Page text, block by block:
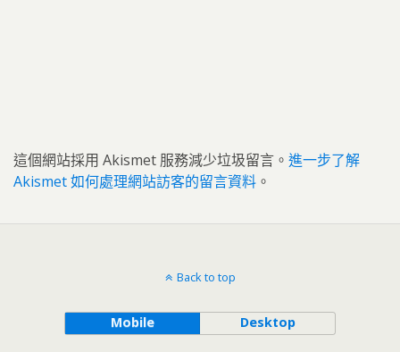
這個網站採用 Akismet 服務減少垃圾留言。 進一步了解
Akismet 如何處理網站訪客的留言資料 。
Back to top
Mobile Desktop